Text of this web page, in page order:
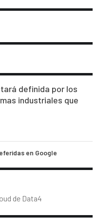
definida por los
industriales que
en Google
de Data4